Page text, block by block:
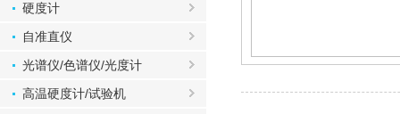
硬度计
自准直仪
光谱仪/色谱仪/光度计
高温硬度计/试验机